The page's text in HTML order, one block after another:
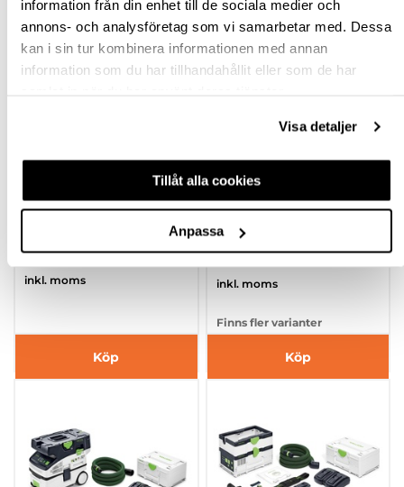
information från din enhet till de sociala medier och
annons- och analysföretag som vi samarbetar med. Dessa
kan i sin tur kombinera informationen med annan
information som du har tillhandahållit eller som de har
Visa detaljer
Tillåt alla cookies
Anpassa
DAMMSUGARE
CLEANTEC CTM MIDI I
9 809,78 kr
inkl. moms
Köp
DAMMSUGARE
FESTOOL
BATTERIDRIVEN CTLC
MIDI
hp-110427
16 570,50 kr
inkl. moms
Finns fler varianter
Köp